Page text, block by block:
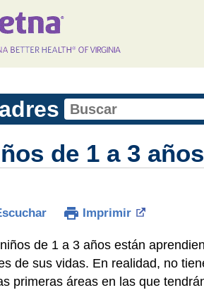
de 1 a 3
Imprimir
de 1 a 3 años están
de sus vidas. En realidad, no
primeras áreas en las que